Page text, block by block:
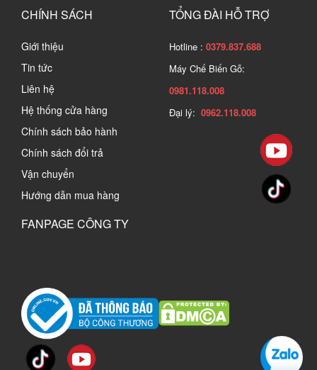
CHÍNH SÁCH
Giới thiệu
Tin tức
Liên hệ
Hệ thống cửa hàng
Chính sách bảo hành
Chính sách đổi trả
Vận chuyển
Hướng dẫn mua hàng
TỔNG ĐÀI HỖ TRỢ
Hotline : 0379.837.688
Máy Chế Biến Gỗ:
0981.118.008
Đại lý: 0962.118.008
FANPAGE CÔNG TY